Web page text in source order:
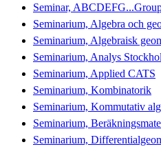
Seminar,
Seminarium, Algebra och
Seminarium, Algebraisk
Seminarium, Analys
Seminarium, Applied CATS
Seminarium, Kombinatorik
Seminarium, Kommutativ
Seminarium,
Seminarium,